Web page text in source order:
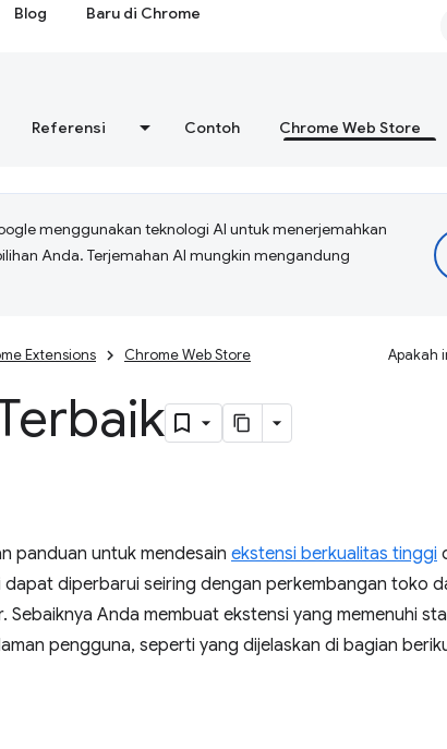
Blog Baru di Chrome
Referensi Contoh Chrome Web Store
menggunakan teknologi AI untuk menerjemahkan
Anda. Terjemahan AI mungkin mengandung
Extensions Chrome Web Store Apakah
panduan untuk mendesain ekstensi berkualitas tinggi
dapat diperbarui seiring dengan perkembangan toko
Sebaiknya Anda membuat ekstensi yang memenuhi
pengguna, seperti yang dijelaskan di bagian